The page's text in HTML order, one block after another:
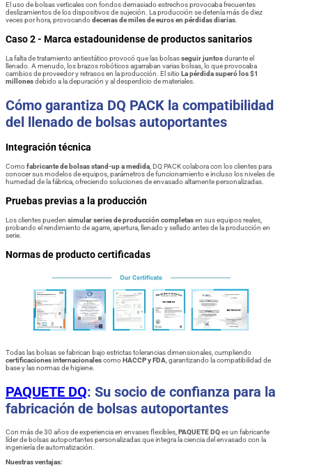
El uso de bolsas verticales con fondos demasiado estrechos provocaba frecuentes
deslizamientos de los dispositivos de sujeción. La producción se detenía más de diez
veces por hora, provocandodecenas de miles de euros en pérdidas diarias
Caso 2 - Marca estadounidense de productos sanitarios
La falta de tratamiento antiestático provocó que las bolsasseguir juntosdurante el
llenado. A menudo, los brazos robóticos agarraban varias bolsas, lo que provocaba
cambios de proveedor y retrasos en la producción. El sitioLa pérdida superó los $1
millonesdebido a la depuración y al desperdicio de materiales.
Cómo garantiza DQ PACK la compatibilidad
del llenado de bolsas autoportantes
Integración técnica
Comofabricante de bolsas stand-up a medida, DQ PACK colabora con los clientes para
conocer sus modelos de equipos, parámetros de funcionamiento e incluso los niveles de
humedad de la fábrica, ofreciendo soluciones de envasado altamente personalizadas.
Pruebas previas a la producción
Los clientes pueden simular series de producción completasen sus equipos reales,
probando el rendimiento de agarre, apertura, llenado y sellado antes de la producción en
serie.
Normas de producto certificadas
Todas las bolsas se fabrican bajo estrictas tolerancias dimensionales, cumpliendo
certificaciones internacionalescomoHACCP y FDA, garantizando la compatibilidad de
base y las normas de higiene.
PAQUETE DQ: Su socio de confianza para la
fabricación de bolsas autoportantes
Con más de 30 años de experiencia en envases flexibles, PAQUETE DQes un fabricante
líder de bolsas autoportantes personalizadas que integra la ciencia del envasado con la
ingeniería de automatización.
Nuestras ventajas: